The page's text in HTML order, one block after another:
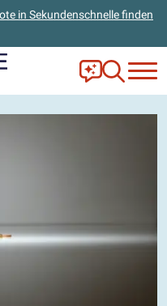
in Sekundenschnelle finden
Frag Ella!
Zur